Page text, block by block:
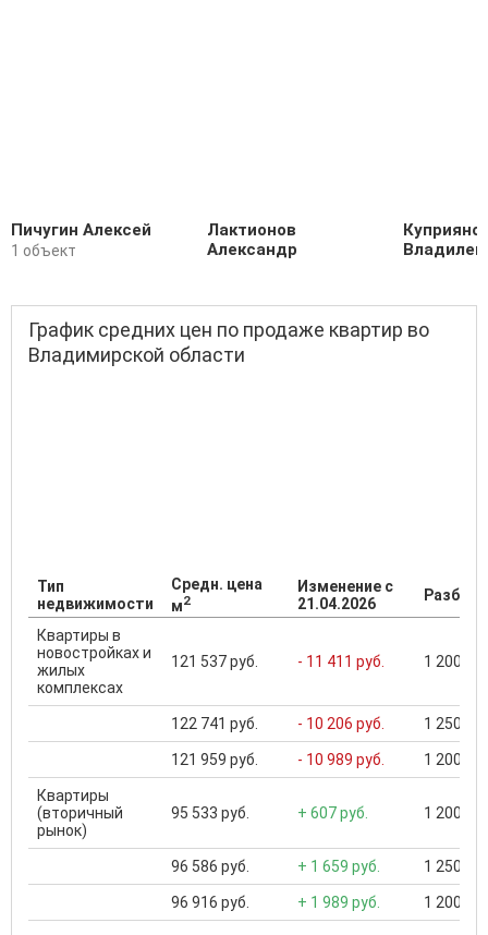
Пичугин Алексей
1 объект
Лактионов
Александр
График средних цен по продаже квартир во
Владимирской области
Тип
недвижимости
Средн. цена
м2
Изменение с
21.04.2026
Квартиры в
новостройках и
жилых
комплексах
121 537 руб. - 11 411 руб. 1 200
122 741 руб. - 10 206 руб. 1 250
121 959 руб. - 10 989 руб. 1 200
Квартиры
(вторичный
рынок)
95 533 руб. + 607 руб. 1 200
96 586 руб. + 1 659 руб. 1 250
96 916 руб. + 1 989 руб. 1 200